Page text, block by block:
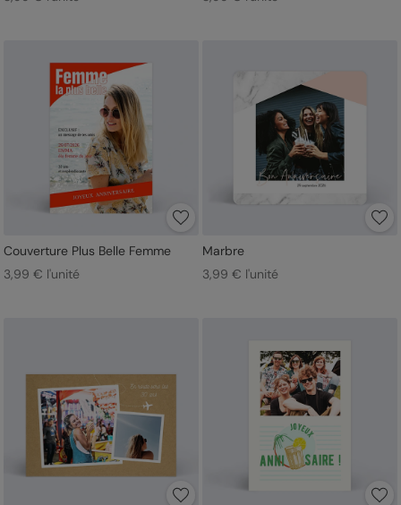
Couverture Plus Belle Femme
3,99 € l'unité
Marbre
3,99 € l'unité